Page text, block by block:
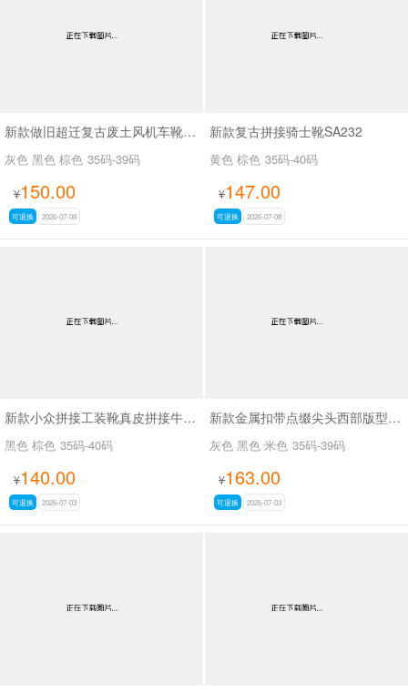
新款做旧超迁复古废土风机车靴SA8036
灰色 黑色 棕色 35码-39码
¥150.00
可退换 2026-07-08
新款复古拼接骑士靴SA232
黄色 棕色 35码-40码
¥147.00
可退换 2026-07-08
新款小众拼接工装靴真皮拼接牛仔布SA111
黑色 棕色 35码-40码
¥140.00
可退换 2026-07-03
新款金属扣带点缀尖头西部版型废土风尖头长靴SA8034
灰色 黑色 米色 35码-39码
¥163.00
可退换 2026-07-03